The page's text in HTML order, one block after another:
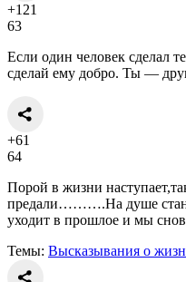
+121
63
Если один человек сделал
сделай ему добро. Ты —
+61
64
Порой в жизни
предали……….На душе
уходит в прошлое и мы
Темы: Высказывания о